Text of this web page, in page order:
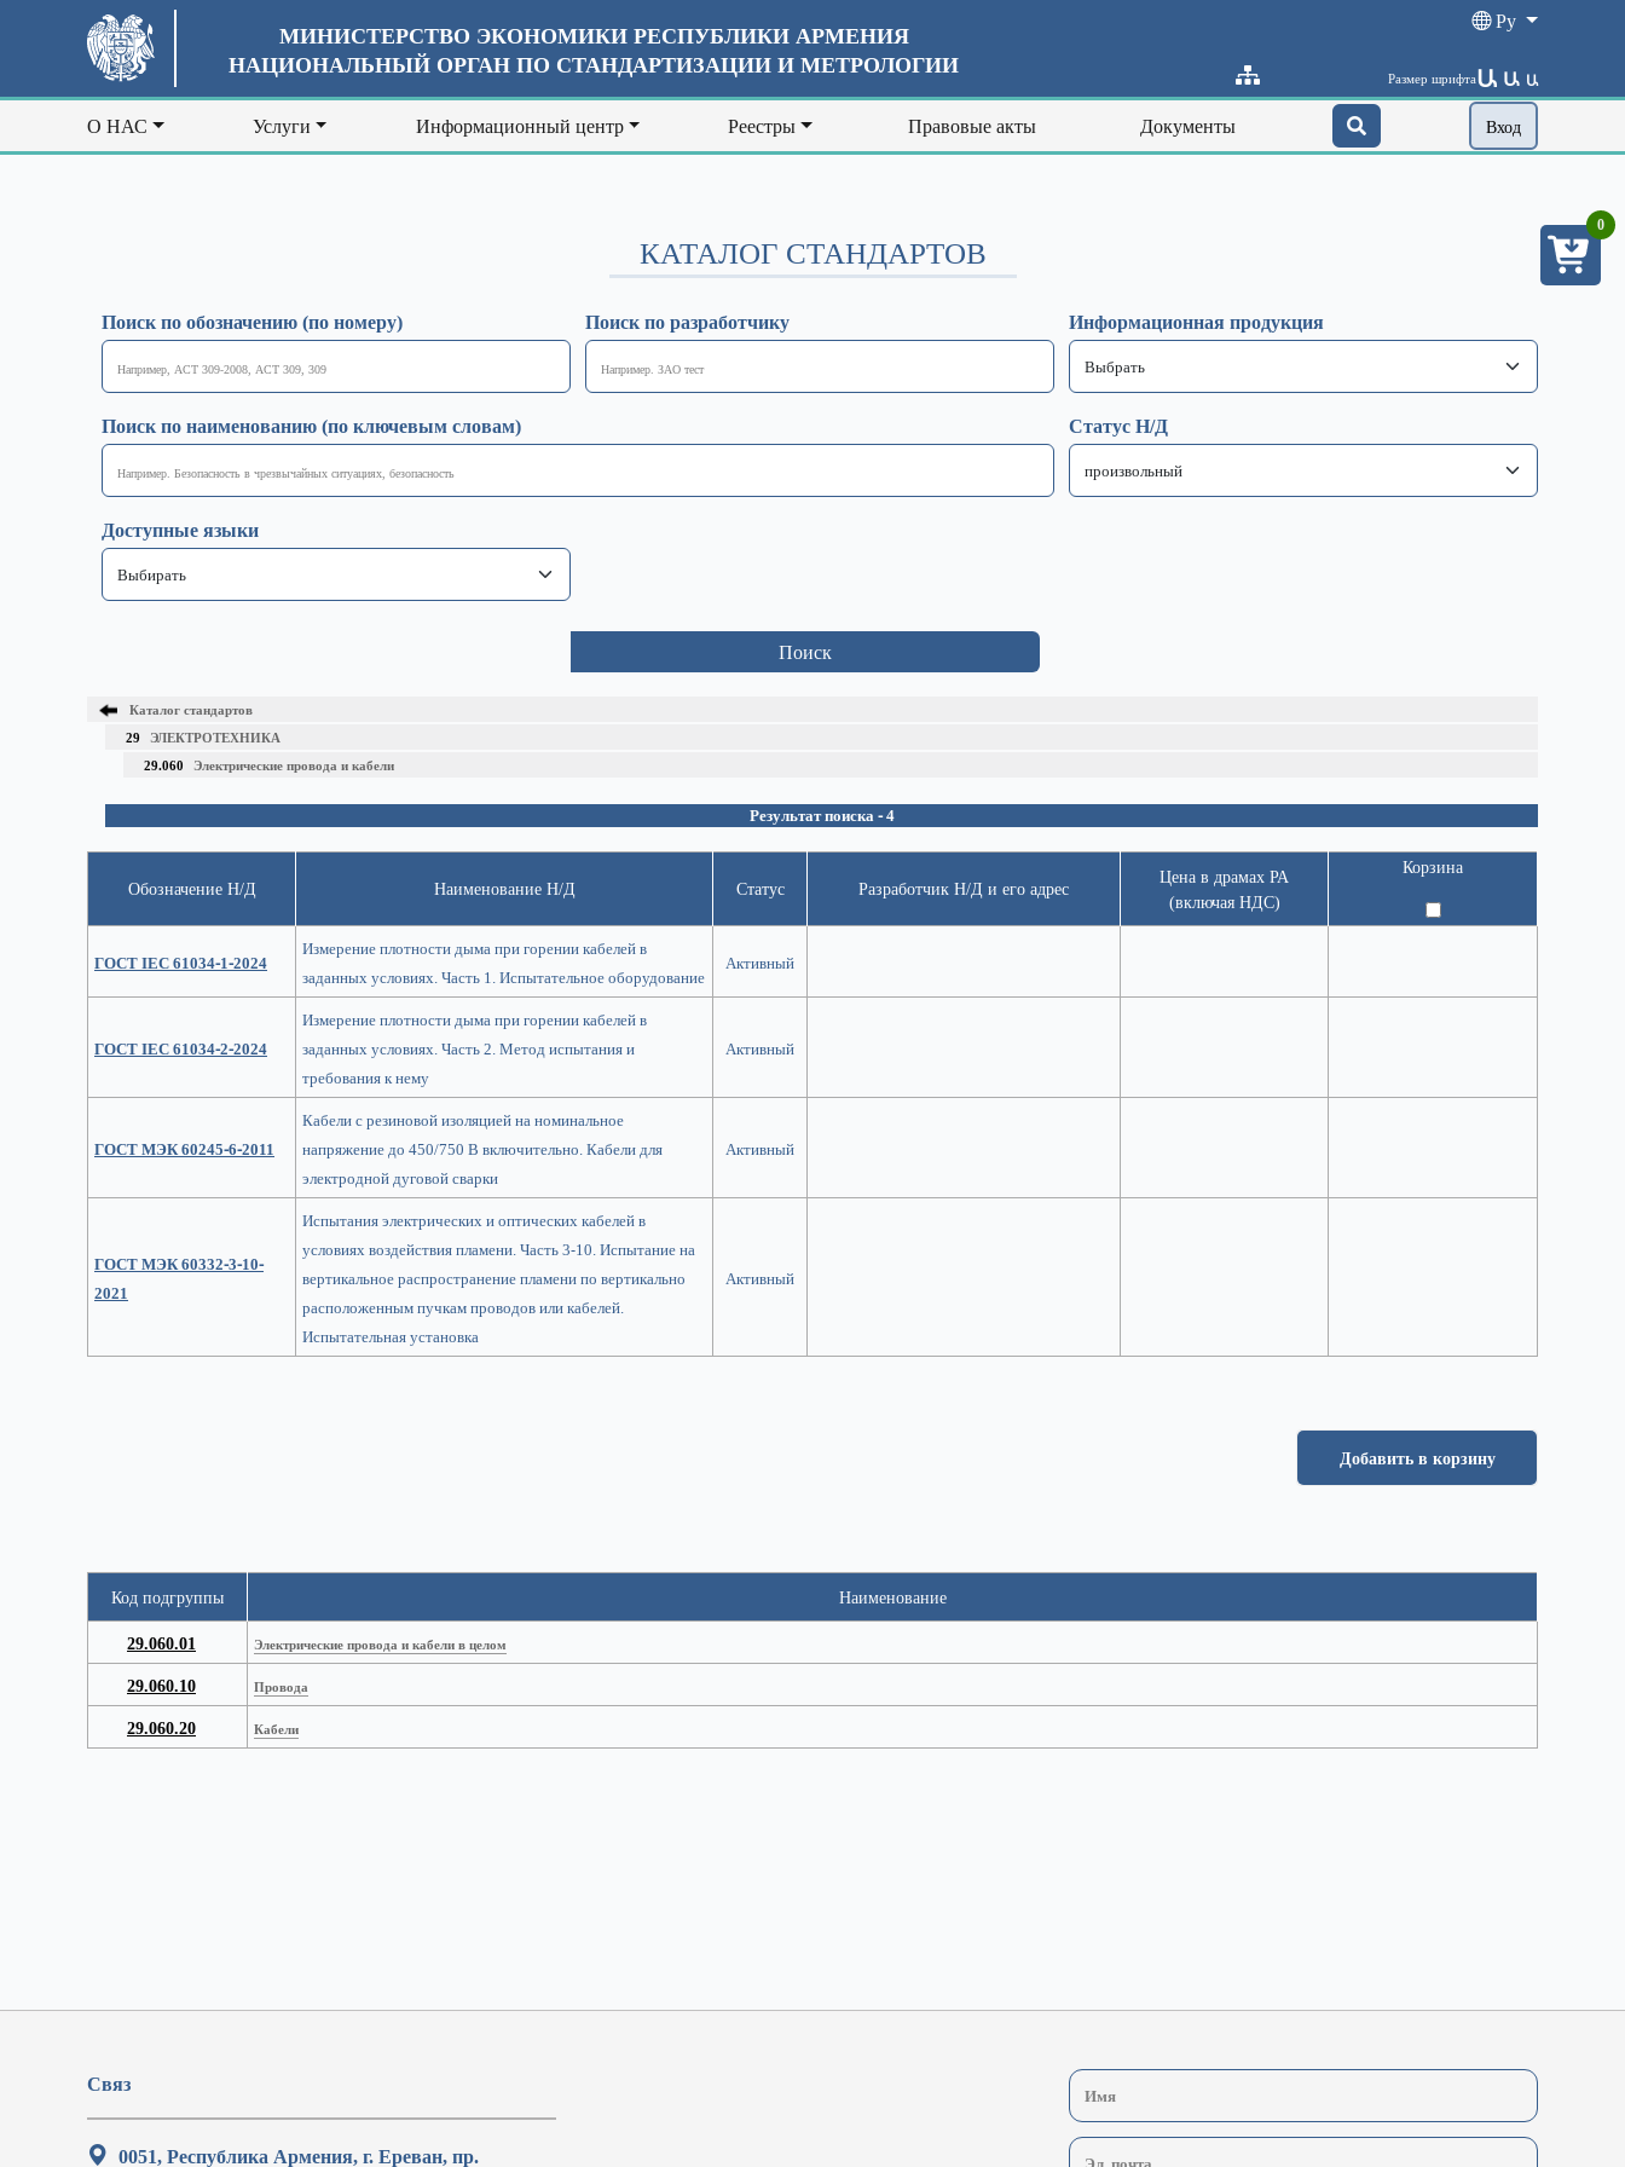
МИНИСТЕРСТВО ЭКОНОМИКИ РЕСПУБЛИКИ АРМЕНИЯ
НАЦИОНАЛЬНЫЙ ОРГАН ПО СТАНДАРТИЗАЦИИ И МЕТРОЛОГИИ
Ру
Размер шрифтаԱ Ա Ա
О НАС Услуги Информационный центр Реестры Правовые акты Документы Вход
КАТАЛОГ СТАНДАРТОВ
Поиск по обозначению (по номеру) Поиск по разработчику Информационная продукция
Поиск по наименованию (по ключевым словам) Статус Н/Д
Доступные языки
Поиск
Каталог стандартов
29 ЭЛЕКТРОТЕХНИКА
29.060 Электрические провода и кабели
Результат поиска - 4
Обозначение Н/Д Наименование Н/Д Статус Разработчик Н/Д и его адрес
Цена в драмах РА
(включая НДС)
Корзина
ГОСТ IEC 61034-1-2024
Измерение плотности дыма при горении кабелей в
заданных условиях. Часть 1. Испытательное оборудование
Активный
ГОСТ IEC 61034-2-2024
Измерение плотности дыма при горении кабелей в
заданных условиях. Часть 2. Метод испытания и
требования к нему
Активный
ГОСТ МЭК 60245-6-2011
Кабели с резиновой изоляцией на номинальное
напряжение до 450/750 В включительно. Кабели для
электродной дуговой сварки
Активный
ГОСТ МЭК 60332-3-10-
2021
Испытания электрических и оптических кабелей в
условиях воздействия пламени. Часть 3-10. Испытание на
вертикальное распространение пламени по вертикально
расположенным пучкам проводов или кабелей.
Испытательная установка
Активный
Добавить в корзину
Код подгруппы
Наименование
29.060.01
Электрические провода и кабели в целом
29.060.10 Провода
29.060.20 Кабели
Связ
0051, Республика Армения, г. Ереван, пр.
0